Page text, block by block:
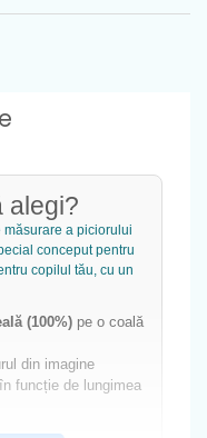
alegi?
a piciorului
conceput pentru
copilul tău, cu un
(100%) pe o coală
din imagine
funcție de lungimea